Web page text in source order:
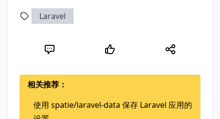
Laravel
相关推荐：
使用 spatie/laravel-data 保存 Laravel 应用的